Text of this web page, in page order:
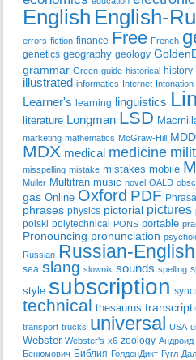
English English-
errors fiction finance Free French
genetics geography geology
grammar Green guide historical history
illustrated informatics Internet Intonation
Learner's learning linguistics
literature Longman LSD
marketing mathematics McGraw-Hill MDD
MDX medical medicine
misspelling mistake mistakes mobile
Muller Multitran music novel OALD
gas Online Oxford PDF
phrases physics pictorial pictures
polski polytechnical PONS portable
Pronouncing pronunciation
Russian Russian-English
sea slang slownik sounds spelling
style subscription
technical thesaurus
transport trucks universal USA
Webster Webster's x6 zoology Андроид
Бенюмович Библия ГолденДикт Гугл